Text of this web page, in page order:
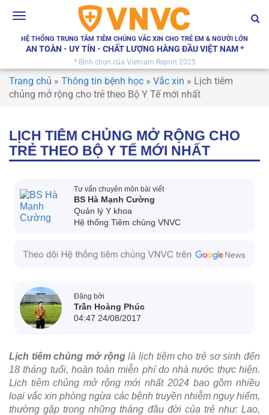
Toggle
HỆ THỐNG TRUNG TÂM TIÊM CHỦNG VẮC XIN CHO TRẺ EM & NGƯỜI LỚN
AN TOÀN - UY TÍN - CHẤT LƯỢNG HÀNG ĐẦU VIỆT NAM *
* Bình chọn của Vietnam Report 2025
Trang chủ » Thông tin bệnh học » Vắc xin » Lịch tiêm
chủng mở rộng cho trẻ theo Bộ Y Tế mới nhất
LỊCH TIÊM CHỦNG MỞ RỘNG CHO
TRẺ THEO BỘ Y TẾ MỚI NHẤT
Tư vấn chuyên môn bài viết
BS Hà Mạnh Cường
Quản lý Y khoa
Hệ thống Tiêm chủng VNVC
Đăng bởi
Trần Hoàng Phúc
04:47 24/08/2017
Lịch tiêm chủng mở rộnglà lịch tiêm cho trẻ sơ sinh đến
18 tháng tuổi, hoàn toàn miễn phí do nhà nước thực hiện.
Lịch tiêm chủng mở rộng mới nhất 2024 bao gồm nhiều
loại vắc xin phòng ngừa các bệnh truyền nhiễm nguy hiểm,
thường gặp trong những tháng đầu đời của trẻ như: Lao,